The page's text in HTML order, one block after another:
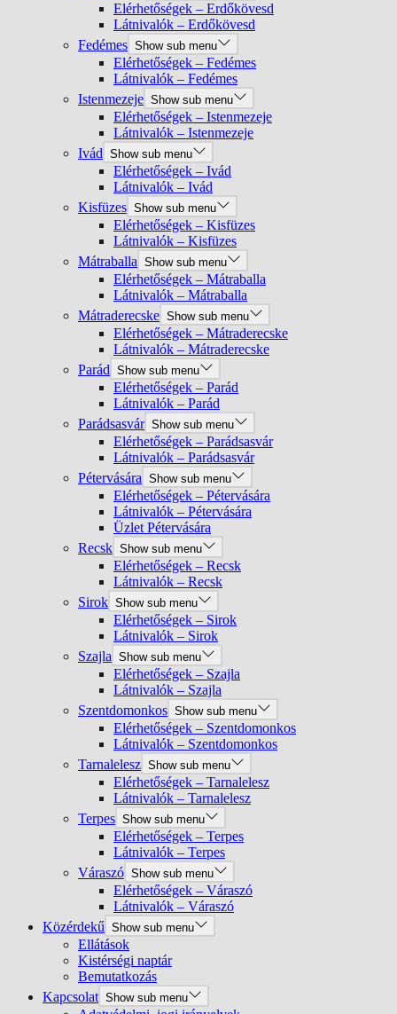
Elérhetőségek – Erdőkövesd
Látnivalók – Erdőkövesd
Fedémes Show sub menu
Elérhetőségek – Fedémes
Látnivalók – Fedémes
Istenmezeje Show sub menu
Elérhetőségek – Istenmezeje
Látnivalók – Istenmezeje
Ivád Show sub menu
Elérhetőségek – Ivád
Látnivalók – Ivád
Kisfüzes Show sub menu
Elérhetőségek – Kisfüzes
Látnivalók – Kisfüzes
Mátraballa Show sub menu
Elérhetőségek – Mátraballa
Látnivalók – Mátraballa
Mátraderecske Show sub menu
Elérhetőségek – Mátraderecske
Látnivalók – Mátraderecske
Parád Show sub menu
Elérhetőségek – Parád
Látnivalók – Parád
Parádsasvár Show sub menu
Elérhetőségek – Parádsasvár
Látnivalók – Parádsasvár
Pétervására Show sub menu
Elérhetőségek – Pétervására
Látnivalók – Pétervására
Üzlet Pétervására
Recsk Show sub menu
Elérhetőségek – Recsk
Látnivalók – Recsk
Sirok Show sub menu
Elérhetőségek – Sirok
Látnivalók – Sirok
Szajla Show sub menu
Elérhetőségek – Szajla
Látnivalók – Szajla
Szentdomonkos Show sub menu
Elérhetőségek – Szentdomonkos
Látnivalók – Szentdomonkos
Tarnalelesz Show sub menu
Elérhetőségek – Tarnalelesz
Látnivalók – Tarnalelesz
Terpes Show sub menu
Elérhetőségek – Terpes
Látnivalók – Terpes
Váraszó Show sub menu
Elérhetőségek – Váraszó
Látnivalók – Váraszó
Közérdekű Show sub menu
Ellátások
Kistérségi naptár
Bemutatkozás
Kapcsolat Show sub menu